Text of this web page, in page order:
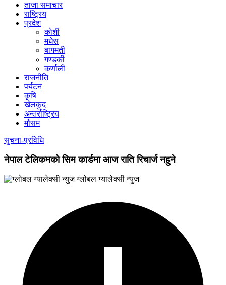
ताजा समाचार
राष्ट्रिय
प्रदेश
कोशी
मधेस
बागमती
गण्डकी
कर्णाली
राजनीति
पर्यटन
कृषि
खेलकुद
अन्तर्राष्ट्रिय
मौसम
सुचना-प्रविधि
नेपाल टेलिकमको सिम कार्डमा आज राति रिचार्ज नहुने
ग्लोबल ग्यालेक्सी न्युज